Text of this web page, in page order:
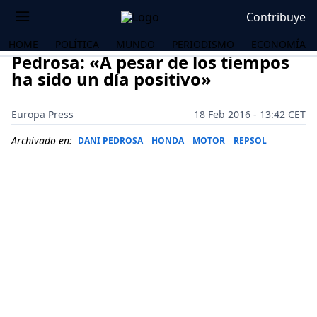
Contribuye
HOME POLÍTICA MUNDO PERIODISMO ECONOMÍA
Pedrosa: «A pesar de los tiempos
ha sido un día positivo»
Europa Press
18 Feb 2016 - 13:42 CET
Archivado en: DANI PEDROSA HONDA MOTOR REPSOL